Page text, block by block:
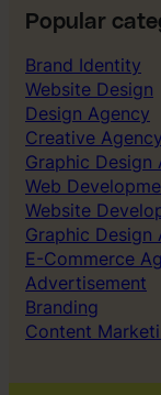
Popular
Brand Identity
Website Design
Design Agency
Creative Agency
Graphic Design
Web
Website
Graphic Design
E-Commerce
Advertisement
Branding
Content